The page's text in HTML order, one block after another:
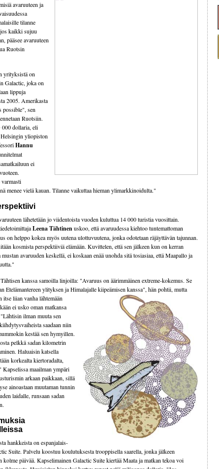
avaruuteen ja
tilanne
kaikki sujuu
pääsee avaruuteen
Ruotsin
yrityksistä on
Galactic, joka on
lippuja
2005. Amerikasta
possible", sen
Ruotsiin.
dollaria, eli
yliopiston
Hannu
ei
menee vielä kauan. Tilanne vaikuttaa hieman ylimarkkinoidulta."
lähetetään jo viidentoista vuoden kuluttua 14 000 turistia vuosittain.
Leena Tähtinenuskoo, että avaruudessa kiehtoo tuntemattoman
on helppo kokea myös uutena ulottuvuutena, jonka odotetaan räjäyttävän tajunnan.
kosmista perspektiiviä elämään. Kuvittelen, että sen jälkeen kun on kerran
avaruuden keskellä, ei koskaan enää unohda sitä tosiasiaa, että Maapallo ja
kanssa samoilla linjoilla: "Avaruus on äärimmäinen extreme-kokemus. Se
Etelämantereen ylityksen ja Himalajalle kiipeämisen kanssa", hän pohtii, mutta
itse liian vanha lähtemään
ei usko oman matkansa
ilman muuta sen
saadaan niin
kestää sen hymyillen.
pelkkä sadan kilometrin
Haluaisin katsella
korkealta kiertoradalta,
maailman ympäri
arkaan paikkaan, sillä
ainoastaan muutaman tunnin
laidalle, runsaan sadan
hankkeista on espanjalais-
Suite. Palvelu koostuu koulutuksesta trooppisella saarella, jonka jälkeen
kolme päivää. Kapselimainen Galactic Suite kiertää Maata ja matkan tekoa voi